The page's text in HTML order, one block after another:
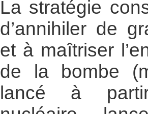
La stratégie
d’annihiler de
et à maîtriser
de la bombe
lancé à